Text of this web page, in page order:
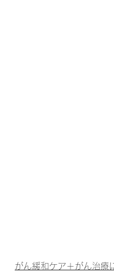
がん緩和ケア＋がん治療